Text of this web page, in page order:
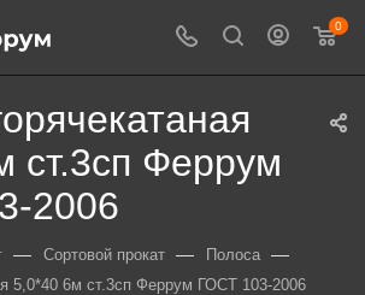
0
ст.3сп Феррум
2006
— Сортовой прокат — Полоса —
5,0*40 6м ст.3сп Феррум ГОСТ 103-2006